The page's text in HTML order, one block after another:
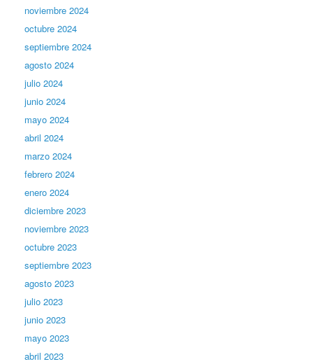
noviembre 2024
octubre 2024
septiembre 2024
agosto 2024
julio 2024
junio 2024
mayo 2024
abril 2024
marzo 2024
febrero 2024
enero 2024
diciembre 2023
noviembre 2023
octubre 2023
septiembre 2023
agosto 2023
julio 2023
junio 2023
mayo 2023
abril 2023